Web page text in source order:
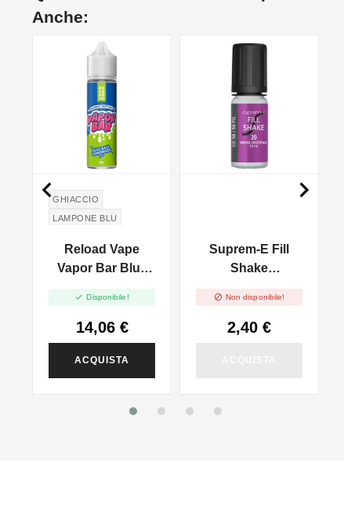
Anche:
GHIACCIO
LAMPONE BLU
Reload Vape
Vapor Bar Blue
Vape Shot - 20 Ml
 Disponibile!
14,06 €
ACQUISTA
Suprem-E Fill
Shake
Base 50/50 - 10ml
 Non disponibile!
2,40 €
NON DISPONIBILE
 